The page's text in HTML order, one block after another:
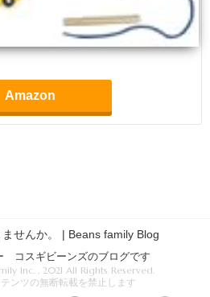
Amazon
せんか。 | Beans family Blog
コスギビーンズのブログです
Inc. , 2021 All Rights Reserved.
ンツの無断転載を禁止します